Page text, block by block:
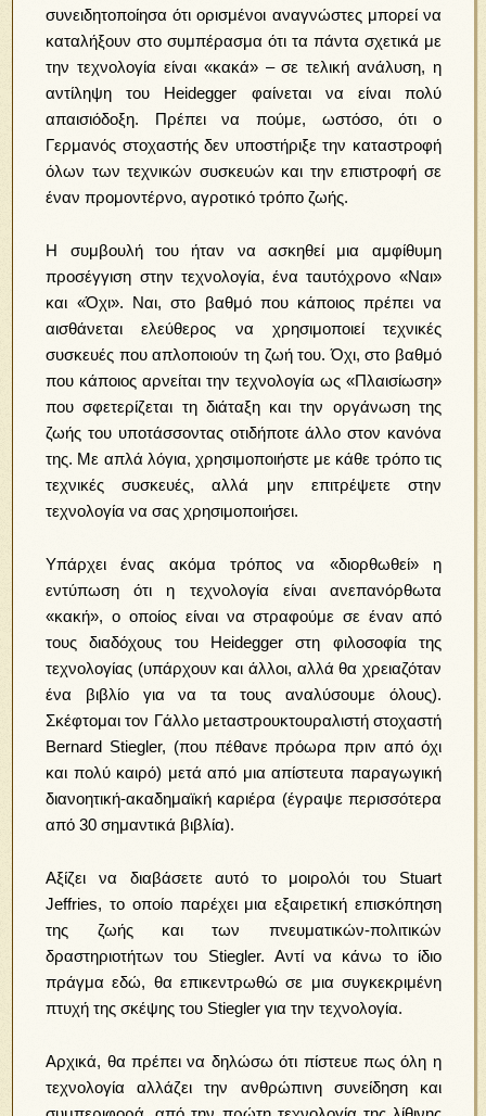
συνειδητοποίησα ότι ορισμένοι αναγνώστες μπορεί να
καταλήξουν στο συμπέρασμα ότι τα πάντα σχετικά με
την τεχνολογία είναι «κακά» – σε τελική ανάλυση, η
αντίληψη του Heidegger φαίνεται να είναι πολύ
απαισιόδοξη. Πρέπει να πούμε, ωστόσο, ότι ο
Γερμανός στοχαστής δεν υποστήριξε την καταστροφή
όλων των τεχνικών συσκευών και την επιστροφή σε
έναν προμοντέρνο, αγροτικό τρόπο ζωής.
Η συμβουλή του ήταν να ασκηθεί μια αμφίθυμη
προσέγγιση στην τεχνολογία, ένα ταυτόχρονο «Ναι»
και «Όχι». Ναι, στο βαθμό που κάποιος πρέπει να
αισθάνεται ελεύθερος να χρησιμοποιεί τεχνικές
συσκευές που απλοποιούν τη ζωή του. Όχι, στο βαθμό
που κάποιος αρνείται την τεχνολογία ως «Πλαισίωση»
που σφετερίζεται τη διάταξη και την οργάνωση της
ζωής του υποτάσσοντας οτιδήποτε άλλο στον κανόνα
της. Με απλά λόγια, χρησιμοποιήστε με κάθε τρόπο τις
τεχνικές συσκευές, αλλά μην επιτρέψετε στην
τεχνολογία να σας χρησιμοποιήσει.
Υπάρχει ένας ακόμα τρόπος να «διορθωθεί» η
εντύπωση ότι η τεχνολογία είναι ανεπανόρθωτα
«κακή», ο οποίος είναι να στραφούμε σε έναν από
τους διαδόχους του Heidegger στη φιλοσοφία της
τεχνολογίας (υπάρχουν και άλλοι, αλλά θα χρειαζόταν
ένα βιβλίο για να τα τους αναλύσουμε όλους).
Σκέφτομαι τον Γάλλο μεταστρουκτουραλιστή στοχαστή
Bernard Stiegler, (που πέθανε πρόωρα πριν από όχι
και πολύ καιρό) μετά από μια απίστευτα παραγωγική
διανοητική-ακαδημαϊκή καριέρα (έγραψε περισσότερα
από 30 σημαντικά βιβλία).
Αξίζει να διαβάσετε αυτό το μοιρολόι του Stuart
Jeffries, το οποίο παρέχει μια εξαιρετική επισκόπηση
της ζωής και των πνευματικών-πολιτικών
δραστηριοτήτων του Stiegler. Αντί να κάνω το ίδιο
πράγμα εδώ, θα επικεντρωθώ σε μια συγκεκριμένη
πτυχή της σκέψης του Stiegler για την τεχνολογία.
Αρχικά, θα πρέπει να δηλώσω ότι πίστευε πως όλη η
τεχνολογία αλλάζει την ανθρώπινη συνείδηση και